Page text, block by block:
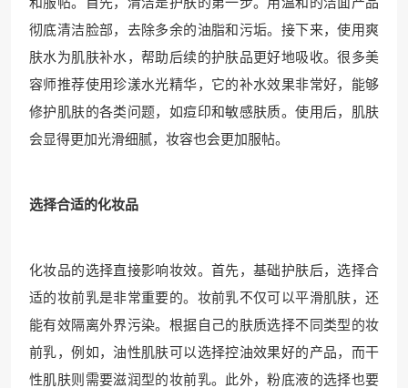
彻底清洁脸部，去除多余的油脂和污垢。接下来，使用爽
肤水为肌肤补水，帮助后续的护肤品更好地吸收。很多美
容师推荐使用珍漾水光精华，它的补水效果非常好，能够
修护肌肤的各类问题，如痘印和敏感肤质。使用后，肌肤
会显得更加光滑细腻，妆容也会更加服帖。
选择合适的化妆品
化妆品的选择直接影响妆效。首先，基础护肤后，选择合
适的妆前乳是非常重要的。妆前乳不仅可以平滑肌肤，还
能有效隔离外界污染。根据自己的肤质选择不同类型的妆
前乳，例如，油性肌肤可以选择控油效果好的产品，而干
性肌肤则需要滋润型的妆前乳。此外，粉底液的选择也要